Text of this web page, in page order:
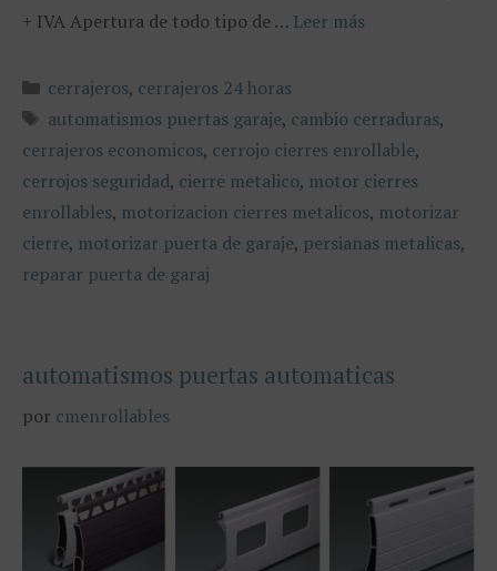
+ IVA Apertura de todo tipo de … Leer más
Categorías
cerrajeros, cerrajeros 24 horas
Etiquetas
automatismos puertas garaje, cambio cerraduras,
cerrajeros economicos, cerrojo cierres enrollable,
cerrojos seguridad, cierre metalico, motor cierres
enrollables, motorizacion cierres metalicos, motorizar
cierre, motorizar puerta de garaje, persianas metalicas,
reparar puerta de garaj
automatismos puertas automaticas
por cmenrollables